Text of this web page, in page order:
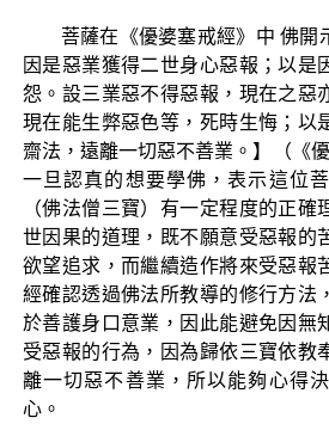
菩薩在《優婆塞戒經》中 佛開
因是惡業獲得二世身心惡報；以是
怨。設三業惡不得惡報，現在之惡
現在能生弊惡色等，死時生悔；以
齋法，遠離一切惡不善業。】（《
一旦認真的想要學佛，表示這位
（佛法僧三寶）有一定程度的正確
世因果的道理，既不願意受惡報的
欲望追求，而繼續造作將來受惡報
經確認透過佛法所教導的修行方法
於善護身口意業，因此能避免因無
受惡報的行為，因為歸依三寶依教
離一切惡不善業，所以能夠心得
心。